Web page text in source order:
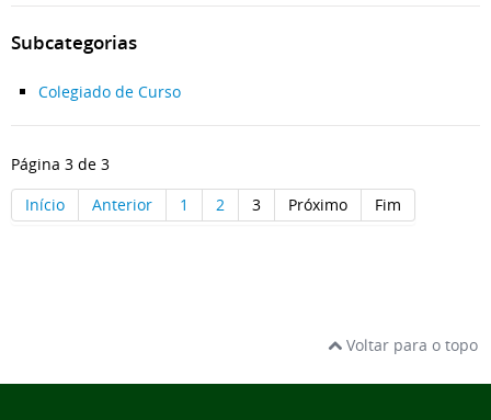
Subcategorias
Colegiado de Curso
Página 3 de 3
Início
Anterior 1 2 3 Próximo Fim
Voltar para o topo